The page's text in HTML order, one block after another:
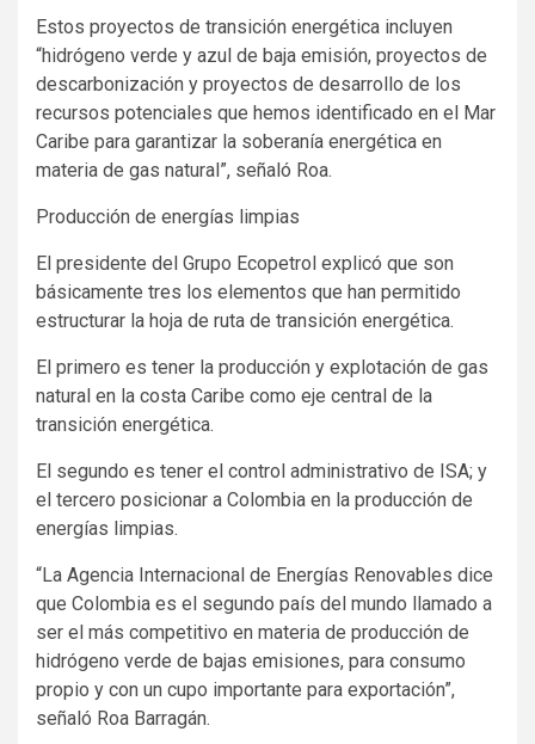
Estos proyectos de transición energética incluyen
“hidrógeno verde y azul de baja emisión, proyectos de
descarbonización y proyectos de desarrollo de los
recursos potenciales que hemos identificado en el Mar
Caribe para garantizar la soberanía energética en
materia de gas natural”, señaló Roa.
Producción de energías limpias
El presidente del Grupo Ecopetrol explicó que son
básicamente tres los elementos que han permitido
estructurar la hoja de ruta de transición energética.
El primero es tener la producción y explotación de gas
natural en la costa Caribe como eje central de la
transición energética.
El segundo es tener el control administrativo de ISA; y
el tercero posicionar a Colombia en la producción de
energías limpias.
“La Agencia Internacional de Energías Renovables dice
que Colombia es el segundo país del mundo llamado a
ser el más competitivo en materia de producción de
hidrógeno verde de bajas emisiones, para consumo
propio y con un cupo importante para exportación”,
señaló Roa Barragán.